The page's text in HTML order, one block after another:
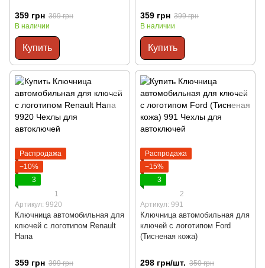
359 грн 399 грн
В наличии
Купить
359 грн 399 грн
В наличии
Купить
Распродажа
−10%
3
1
Артикул: 9920
Ключница автомобильная для
ключей с логотипом Renault
Напа
359 грн 399 грн
Распродажа
−15%
3
2
Артикул: 991
Ключница автомобильная для
ключей с логотипом Ford
(Тисненая кожа)
298 грн/шт. 350 грн